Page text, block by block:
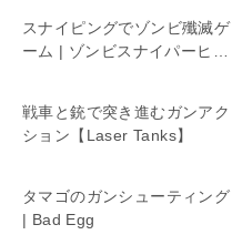
スナイピングでゾンビ殲滅ゲ
ーム | ゾンビスナイパーヒー
戦車と銃で突き進むガンアク
ション【Laser Tanks】
タマゴのガンシューティング
| Bad Egg